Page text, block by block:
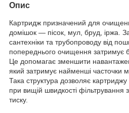
Опис
Картридж призначений для
домішок — пісок, мул, бруд, іржа.
сантехніки та трубопроводу від
попереднього очищення затримує
Це допомагає зменшити
який затримує найменші часточки
Така структура дозволяє
при вищій швидкості
тиску.